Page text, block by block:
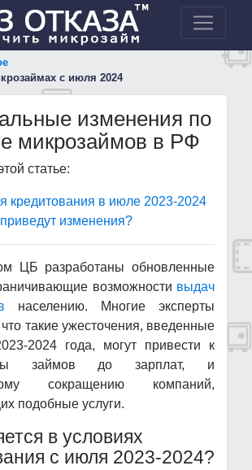
с июля 2024
изменения по
микрозаймов в РФ
статье:
кредитования в июле 2023-2024
изменения?
ЦБ разработаны обновленные
возможности выдач
населению. Многие эксперты
такие ужесточения, введенные
2024 года, могут привести к
займов до зарплат, и
сокращению компаний,
подобные услуги.
в условиях
с июля 2023-2024?